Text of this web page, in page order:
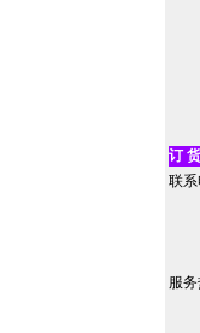
订
联系
服务